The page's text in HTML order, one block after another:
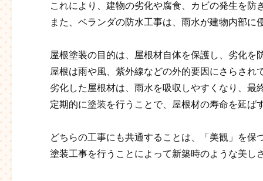
これにより、建物の劣化や腐食、カビの発生を防
また、ベランダの防水工事は、雨水が建物内部
屋根塗装の目的は、屋根材自体を保護し、劣化を
屋根は雨や風、紫外線などの外的要因にさらさ
劣化した屋根材は、雨水を吸収しやすくなり、最
定期的に塗装を行うことで、屋根材の寿命を延
どちらの工事にも共通することは、「美観」を保
塗装工事を行うことによって新築時のような美し